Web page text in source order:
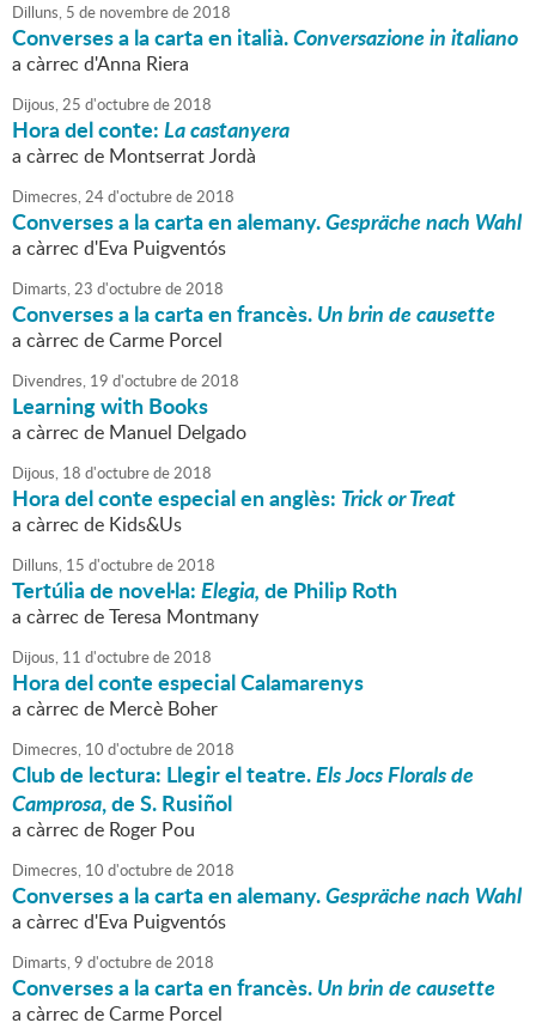
Dilluns, 5 de novembrede2018
Converses a la carta en italià.Conversazione in italiano
a càrrec d'Anna Riera
Dijous,25 d'octubrede2018
Hora del conte:La castanyera
a càrrec de Montserrat Jordà
Dimecres,24d'octubrede2018
Converses a la carta en alemany.Gespräche nach Wahl
a càrrec d'Eva Puigventós
Dimarts,23 d'octubrede2018
Converses a la carta en francès.Un brin de causette
a càrrec de Carme Porcel
Divendres, 19 d'octubrede2018
Learning with Books
a càrrec de Manuel Delgado
Dijous, 18 d'octubrede2018
Hora del conte especial en anglès: Trick or Treat
a càrrec de Kids&Us
Dilluns, 15 d'octubrede2018
Tertúlia de novel·la:Elegia,de Philip Roth
a càrrec de Teresa Montmany
Dijous, 11 d'octubrede2018
Hora del conte especial Calamarenys
a càrrec de Mercè Boher
Dimecres, 10 d'octubrede2018
Club de lectura: Llegir el teatre.Els Jocs Florals de
Camprosa, de S. Rusiñol
a càrrec de Roger Pou
Dimecres, 10 d'octubrede2018
Converses a la carta en alemany.Gespräche nach Wahl
a càrrec d'Eva Puigventós
Dimarts,9 d'octubrede2018
Converses a la carta en francès.Un brin de causette
a càrrec de Carme Porcel